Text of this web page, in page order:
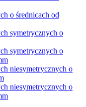
o średnicach od
symetrycznych o
symetrycznych o
niesymetrycznych o
niesymetrycznych o